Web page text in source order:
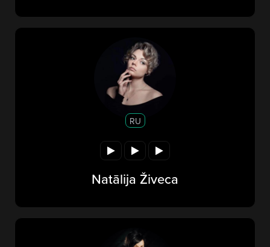
RU
Natālija Živeca